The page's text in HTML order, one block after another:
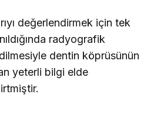
değerlendirmek için tek
radyografik
dentin köprüsünün
yeterli bilgi elde